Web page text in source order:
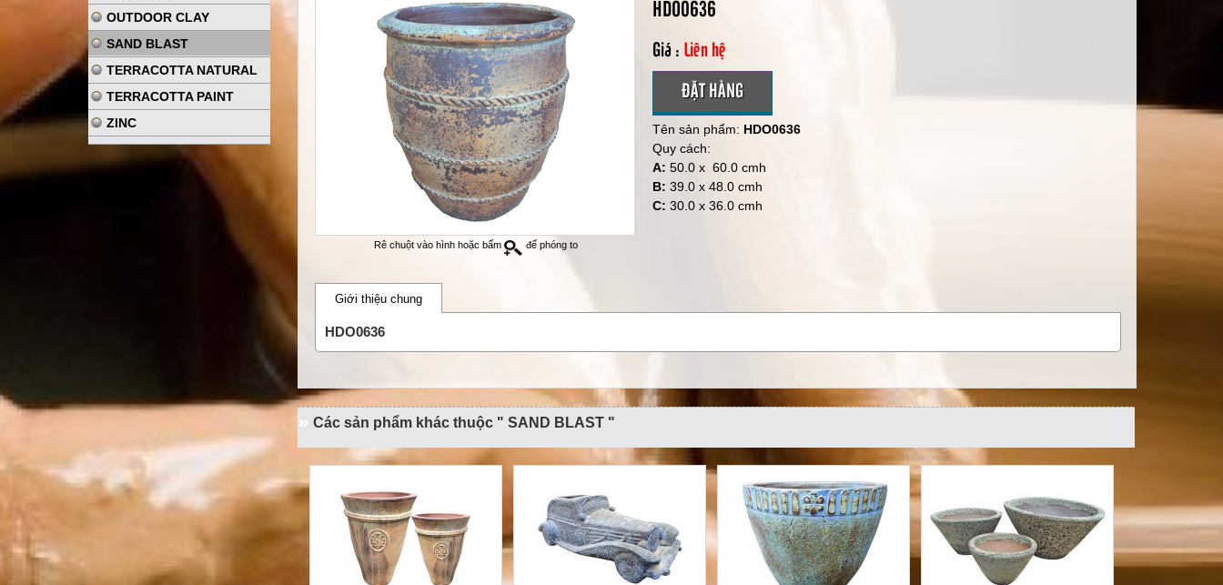
OUTDOOR CLAY
SAND BLAST
TERRACOTTA NATURAL
TERRACOTTA PAINT
ZINC
Rê chuột vào hình hoặc bấm để phóng to
HDO0636
Giá : Liên hệ
ĐẶT HÀNG
Tên sản phẩm: HDO0636
Quy cách:
A: 50.0 x 60.0 cmh
B: 39.0 x 48.0 cmh
C:30.0 x 36.0 cmh
Giới thiệu chung
HDO0636
Các sản phẩm khác thuộc " SAND BLAST "